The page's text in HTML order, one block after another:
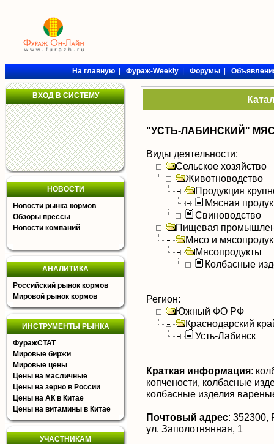
На главную|Фураж-Weekly|Форумы|
ВХОД В СИСТЕМУ
НОВОСТИ
Новости рынка кормов
Обзоры прессы
Новости компаний
АНАЛИТИКА
Российский рынок кормов
Мировой рынок кормов
ИНСТРУМЕНТЫ РЫНКА
ФуражСТАТ
Мировые биржи
Мировые цены
Цены на масличные
Цены на зерно в России
Цены на АК в Китае
Цены на витамины в Китае
УЧАСТНИКАМ
"УСТЬ-ЛАБИНСКИЙ"
Виды деятельности:
Сельское хозяйство
Животноводство
Продукция
Мясная
Свиноводство
Пищевая
Мясо и
Мясопродукты
Колбасные
Регион:
Южный ФО РФ
Краснодарский
Усть-Лабинск
Краткая информация:
копчености, колбасные
колбасные изделия
Почтовый адрес: 352300,
ул. Заполотнянная, 1